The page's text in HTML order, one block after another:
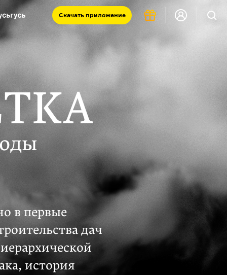
Скачать приложение
Запад и Восток: история культур
в первые
дач
история